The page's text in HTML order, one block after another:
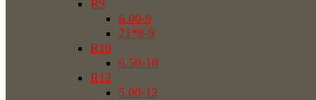
R9
6.00-9
21*8-9
R10
6.50-10
R12
5.00-12